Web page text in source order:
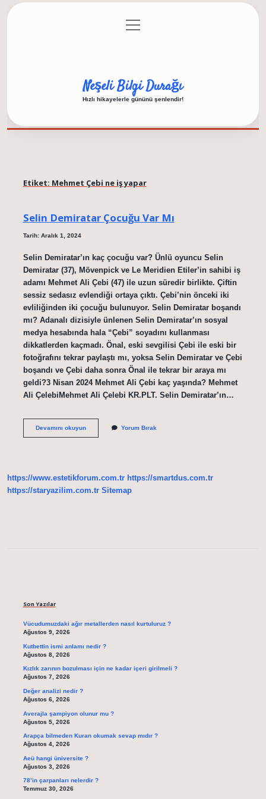
Gizlilik Politikası
menüyü
aç
Neşeli Bilgi Durağı
Hızlı hikayelerle gününü şenlendir!
Etiket: Mehmet Çebi ne iş yapar
Selin Demiratar Çocuğu Var Mı
Tarih: Aralık 1, 2024
Selin Demiratar’ın kaç çocuğu var? Ünlü oyuncu Selin
Demiratar (37), Mövenpick ve Le Meridien Etiler’in sahibi iş
adamı Mehmet Ali Çebi (47) ile uzun süredir birlikte. Çiftin
sessiz sedasız evlendiği ortaya çıktı. Çebi’nin önceki iki
evliliğinden iki çocuğu bulunuyor. Selin Demiratar boşandı
mı? Adanalı dizisiyle ünlenen Selin Demiratar’ın sosyal
medya hesabında hala “Çebi” soyadını kullanması
dikkatlerden kaçmadı. Önal, eski sevgilisi Çebi ile eski bir
fotoğrafını tekrar paylaştı mı, yoksa Selin Demiratar ve Çebi
boşandı ve Çebi daha sonra Önal ile tekrar bir araya mı
geldi?3 Nisan 2024 Mehmet Ali Çebi kaç yaşında? Mehmet
Ali ÇelebiMehmet Ali Çelebi KR.PLT. Selin Demiratar’ın…
Devamını okuyunSelin
Yorum Bırak
https://www.estetikforum.com.tr https://smartdus.com.tr
https://staryazilim.com.tr Sitemap
Son Yazılar
Vücudumuzdaki ağır metallerden nasıl kurtuluruz ?
Ağustos 9, 2026
Kutbettin ismi anlamı nedir ?
Ağustos 8, 2026
Kızlık zarının bozulması için ne kadar içeri girilmeli ?
Ağustos 7, 2026
Değer analizi nedir ?
Ağustos 6, 2026
Averajla şampiyon olunur mu ?
Ağustos 5, 2026
Arapça bilmeden Kuran okumak sevap mıdır ?
Ağustos 4, 2026
Aeü hangi üniversite ?
Ağustos 3, 2026
78’in çarpanları nelerdir ?
Temmuz 30, 2026